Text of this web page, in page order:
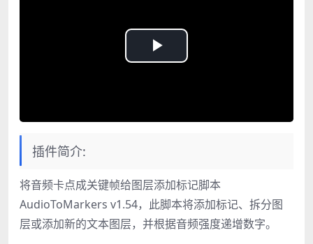
Play
插件简介:
将音频卡点成关键帧给图层添加标记脚本
AudioToMarkers v1.54，此脚本将添加标记、拆分图
层或添加新的文本图层，并根据音频强度递增数字。